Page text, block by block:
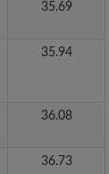
35.69
35.94
36.08
36.73